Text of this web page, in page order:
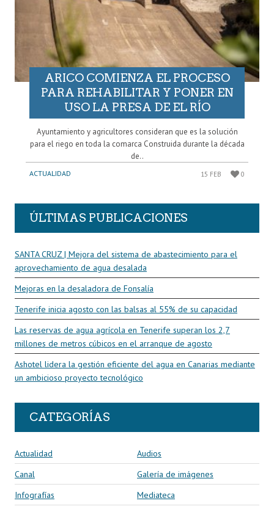
ARICO COMIENZA EL PROCESO
PARA REHABILITAR Y PONER EN
USO LA PRESA DE EL RÍO
Ayuntamiento y agricultores consideran que es la solución
para el riego en toda la comarca Construida durante la década
de..
ACTUALIDAD 15 FEB 0
ÚLTIMAS PUBLICACIONES
SANTA CRUZ | Mejora del sistema de abastecimiento para el
aprovechamiento de agua desalada
Mejoras en la desaladora de Fonsalía
Tenerife inicia agosto con las balsas al 55% de su capacidad
Las reservas de agua agrícola en Tenerife superan los 2,7
millones de metros cúbicos en el arranque de agosto
Ashotel lidera la gestión eficiente del agua en Canarias mediante
un ambicioso proyecto tecnológico
CATEGORÍAS
Actualidad
Audios
Canal
Galería de imágenes
Infografías
Mediateca